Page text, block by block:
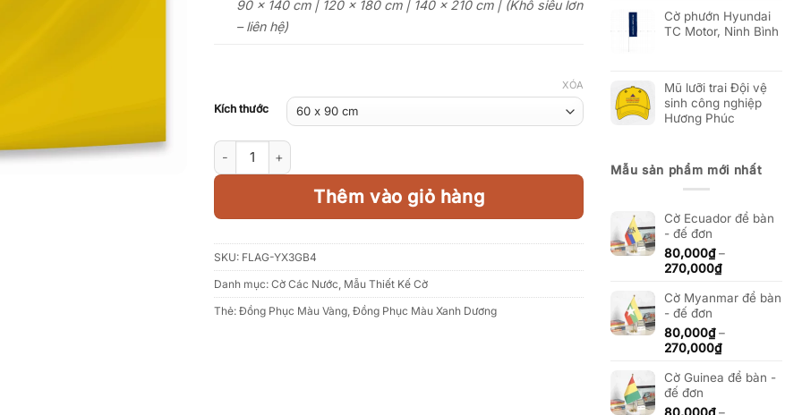
90 x 140 cm | 120 x 180 cm | 140 x 210 cm | (Khổ siêu lơn
– liên hệ)
Kích thước
XÓA
Lá cờ Ukraina số lượng
Thêm vào giỏ hàng
SKU: FLAG-YX3GB4
Danh mục: Cờ Các Nước Mẫu Thiết Kế Cờ
Thẻ: Đồng Phục Màu Vàng Đồng Phục Màu Xanh Dương
Cờ phướn Hyundai
TC Motor, Ninh Bình
Mũ lưỡi trai Đội vệ
sinh công nghiệp
Hương Phúc
Mẫu sản phẩm mới nhất
Cờ Ecuador để bàn
- đế đơn
80,000₫ –
270,000₫Khoảng
từ
270,000₫
Cờ Myanmar để bàn
- đế đơn
80,000₫ –
270,000₫Khoảng
từ
Cờ Guinea để bàn -
đế đơn